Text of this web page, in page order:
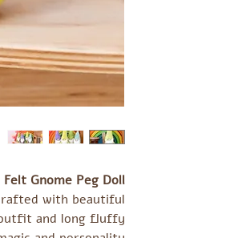
Felt Gnome Peg Doll
with beautiful
and long fluffy